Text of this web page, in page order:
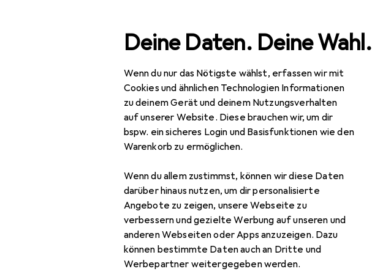
Deine Daten. Deine Wahl.
Wenn du nur das Nötigste wählst, erfassen wir mit
Cookies und ähnlichen Technologien Informationen
zu deinem Gerät und deinem Nutzungsverhalten
auf unserer Website. Diese brauchen wir, um dir
bspw. ein sicheres Login und Basisfunktionen wie den
Warenkorb zu ermöglichen.
Wenn du allem zustimmst, können wir diese Daten
darüber hinaus nutzen, um dir personalisierte
Angebote zu zeigen, unsere Webseite zu
verbessern und gezielte Werbung auf unseren und
anderen Webseiten oder Apps anzuzeigen. Dazu
können bestimmte Daten auch an Dritte und
Werbepartner weitergegeben werden.
Navigation nach Kategorien Gesamtsortiment Sport Fitness